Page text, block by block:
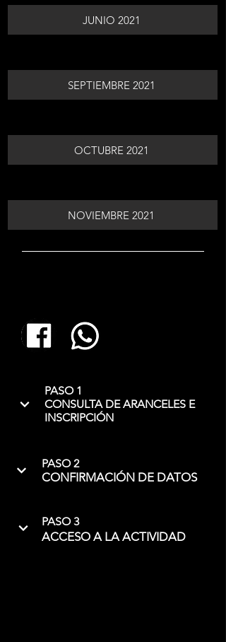
JUNIO 2021
SEPTIEMBRE 2021
OCTUBRE 2021
NOVIEMBRE 2021
PASO 1
CONSULTA DE ARANCELES E
INSCRIPCIÓN
PASO 2
CONFIRMACIÓN DE DATOS
PASO 3
ACCESO A LA ACTIVIDAD